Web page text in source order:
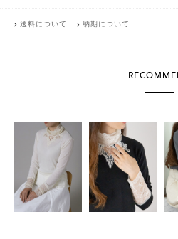
送料について 納期について